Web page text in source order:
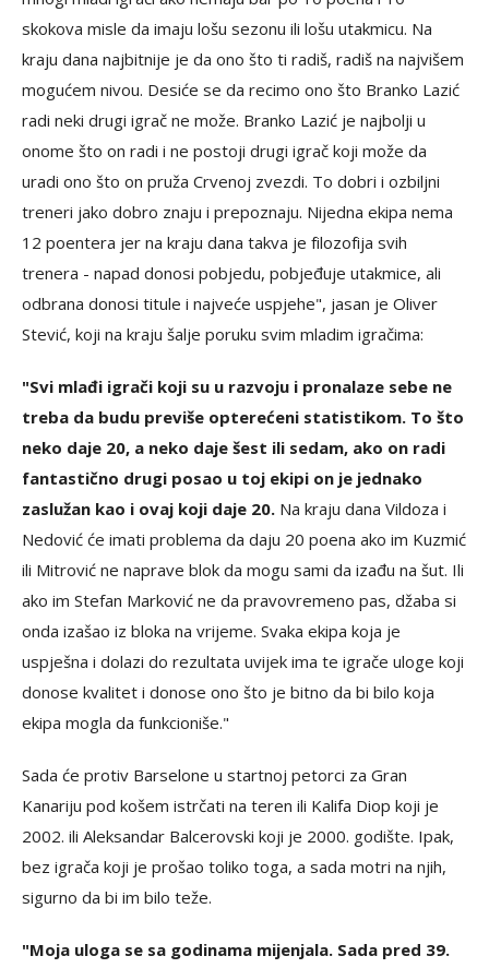
skokova misle da imaju lošu sezonu ili lošu utakmicu. Na
kraju dana najbitnije je da ono što ti radiš, radiš na najvišem
mogućem nivou. Desiće se da recimo ono što Branko Lazić
radi neki drugi igrač ne može. Branko Lazić je najbolji u
onome što on radi i ne postoji drugi igrač koji može da
uradi ono što on pruža Crvenoj zvezdi. To dobri i ozbiljni
treneri jako dobro znaju i prepoznaju. Nijedna ekipa nema
12 poentera jer na kraju dana takva je filozofija svih
trenera - napad donosi pobjedu, pobjeđuje utakmice, ali
odbrana donosi titule i najveće uspjehe", jasan je Oliver
Stević, koji na kraju šalje poruku svim mladim igračima:
"Svi mlađi igrači koji su u razvoju i pronalaze sebe ne
treba da budu previše opterećeni statistikom. To što
neko daje 20, a neko daje šest ili sedam, ako on radi
fantastično drugi posao u toj ekipi on je jednako
zaslužan kao i ovaj koji daje 20. Na kraju dana Vildoza i
Nedović će imati problema da daju 20 poena ako im Kuzmić
ili Mitrović ne naprave blok da mogu sami da izađu na šut. Ili
ako im Stefan Marković ne da pravovremeno pas, džaba si
onda izašao iz bloka na vrijeme. Svaka ekipa koja je
uspješna i dolazi do rezultata uvijek ima te igrače uloge koji
donose kvalitet i donose ono što je bitno da bi bilo koja
ekipa mogla da funkcioniše."
Sada će protiv Barselone u startnoj petorci za Gran
Kanariju pod košem istrčati na teren ili Kalifa Diop koji je
2002. ili Aleksandar Balcerovski koji je 2000. godište. Ipak,
bez igrača koji je prošao toliko toga, a sada motri na njih,
sigurno da bi im bilo teže.
"Moja uloga se sa godinama mijenjala. Sada pred 39.